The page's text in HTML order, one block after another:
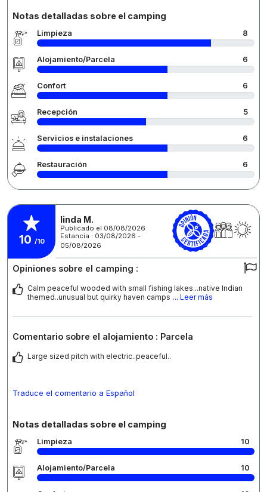
Notas detalladas sobre el camping
Limpieza 8
Alojamiento/Parcela 6
Confort 6
Recepción 5
Servicios e instalaciones 6
Restauración 6
10 /10
linda M.
Publicado el 08/08/2026
Estancia : 03/08/2026 -
05/08/2026
Opiniones sobre el camping :
Calm peaceful wooded with small fishing lakes...native Indian
themed..unusual but quirky haven camps ... Leer más
Comentario sobre el alojamiento : Parcela
Large sized pitch with electric..peaceful..
Traduce el comentario a Español
Notas detalladas sobre el camping
Limpieza 10
Alojamiento/Parcela 10